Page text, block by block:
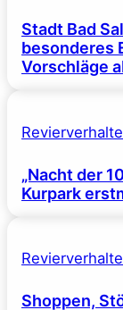
Stadt Bad
besonderes
Vorschläge
„Nacht der
Kurpark
Shoppen,